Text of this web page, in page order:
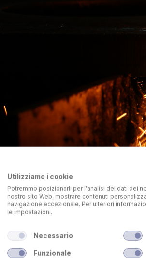
Utilizziamo i cookie
Potremmo posizionarli per l'analisi dei dati dei
nostro sito Web, mostrare contenuti
navigazione eccezionale. Per ulteriori
le impostazioni.
Necessario
Funzionale